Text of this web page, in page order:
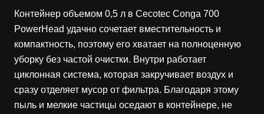
Контейнер объемом 0,5 л в Cecotec Conga 700
PowerHead удачно сочетает вместительность и
компактность, поэтому его хватает на полноценную
уборку без частой очистки. Внутри работает
циклонная система, которая закручивает воздух и
сразу отделяет мусор от фильтра. Благодаря этому
пыль и мелкие частицы оседают в контейнере, не